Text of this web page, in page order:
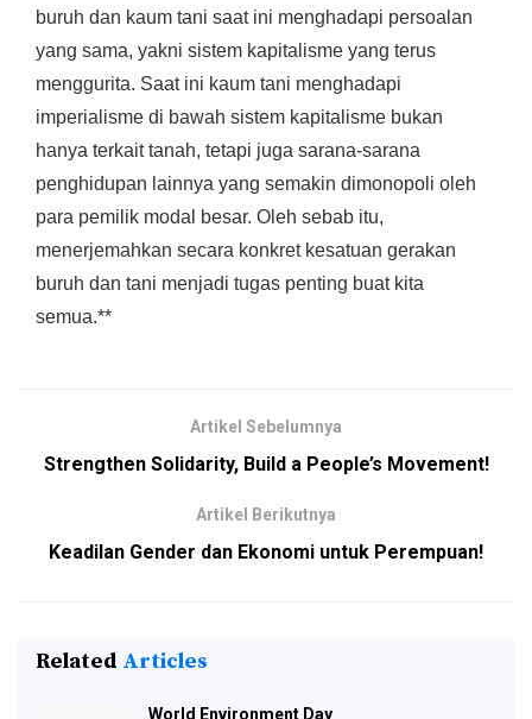
buruh dan kaum tani saat ini menghadapi persoalan
yang sama, yakni sistem kapitalisme yang terus
menggurita. Saat ini kaum tani menghadapi
imperialisme di bawah sistem kapitalisme bukan
hanya terkait tanah, tetapi juga sarana-sarana
penghidupan lainnya yang semakin dimonopoli oleh
para pemilik modal besar. Oleh sebab itu,
menerjemahkan secara konkret kesatuan gerakan
buruh dan tani menjadi tugas penting buat kita
semua.**
Artikel Sebelumnya
Strengthen Solidarity, Build a People’s Movement!
Artikel Berikutnya
Keadilan Gender dan Ekonomi untuk Perempuan!
Related Articles
World Environment Day